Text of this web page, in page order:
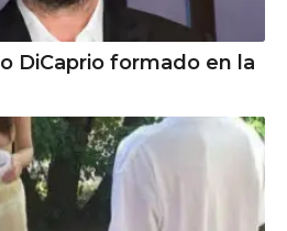
DiCaprio formado en la